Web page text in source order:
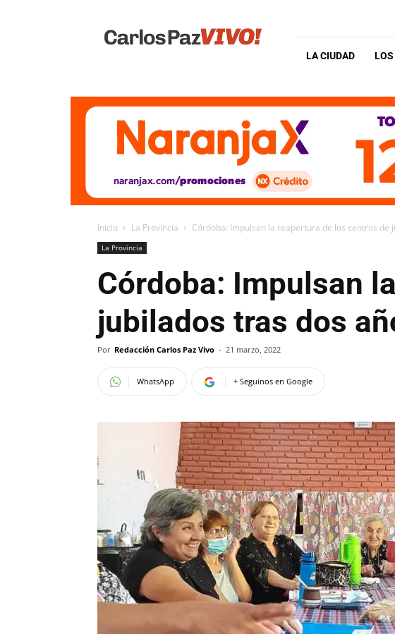
Vivo
LA CIUDAD LOS
Inicio La Provincia Córdoba: Impulsan la reapertura de los centros de
La Provincia
Córdoba: Impulsan
jubilados tras dos
Por Redacción Carlos Paz Vivo - 21 marzo, 2022
WhatsApp + Seguinos en Google